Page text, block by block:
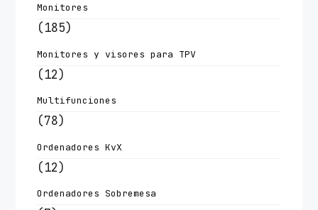
Monitores
(185)
Monitores y visores para TPV
(12)
Multifunciones
(78)
Ordenadores KvX
(12)
Ordenadores Sobremesa